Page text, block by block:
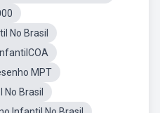
No Brasil
MPT
Brasil